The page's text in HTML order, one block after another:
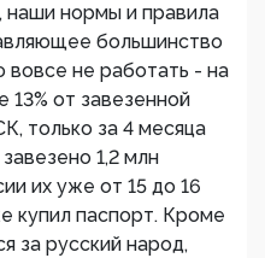
наши нормы и правила
большинство
не работать - на
13% от завезенной
только за 4 месяца
1,2 млн
их уже от 15 до 16
купил паспорт. Кроме
за русский народ,